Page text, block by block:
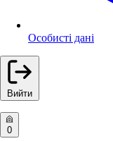
Особисті дані
Вийти
0